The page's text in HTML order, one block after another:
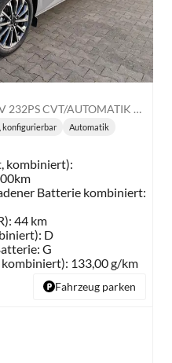
Active 2.5 Duratec Hybrid PHEV 232PS CVT/AUTOMATIK L2H1 (LANG), 5J Garantie, 8 Plätze, Adaptiver Tempomat, Toter-Winkel, Alarm, 2 Schiebetüren, 17" Alu, Sitzheizung, 3-Zonen-Klimautomatik, Privacy-Glas, Spiegel anklappbar, Parksensoren v/h, Kamera
konfigurierbar
Getriebe:
Automatik
kombiniert):
Batterie kombiniert:
44 km
D
G
133,00 g/km
Fahrzeug parken